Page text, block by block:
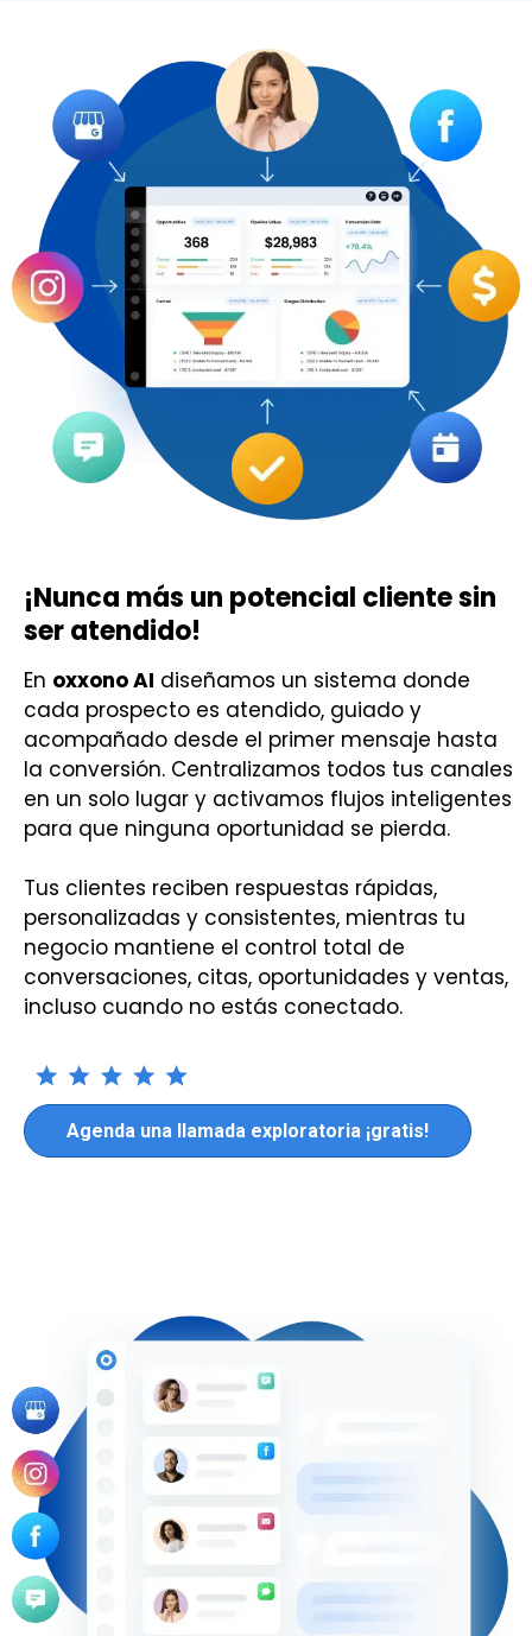
¡Nunca más un potencial cliente sin
ser atendido!
En oxxono AI diseñamos un sistema donde
cada prospecto es atendido, guiado y
acompañado desde el primer mensaje hasta
la conversión. Centralizamos todos tus canales
en un solo lugar y activamos flujos inteligentes
para que ninguna oportunidad se pierda.
Tus clientes reciben respuestas rápidas,
personalizadas y consistentes, mientras tu
negocio mantiene el control total de
conversaciones, citas, oportunidades y ventas,
incluso cuando no estás conectado.
Agenda una llamada exploratoria ¡gratis!